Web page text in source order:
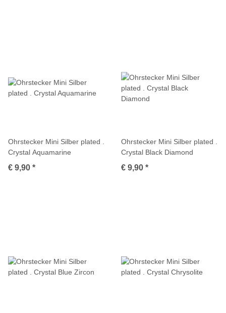
Ohrstecker Mini Silber plated .
Crystal Aquamarine
€ 9,90 *
Ohrstecker Mini Silber plated .
Crystal Black Diamond
€ 9,90 *